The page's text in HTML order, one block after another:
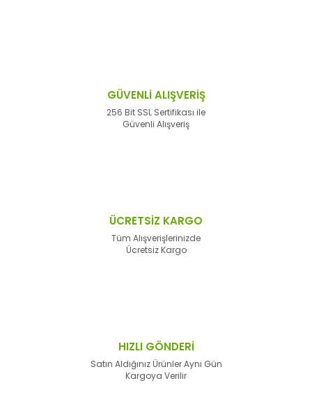
GÜVENLİ ALIŞVERİŞ
256 Bit SSL Sertifikası ile
Güvenli Alışveriş
ÜCRETSİZ KARGO
Tüm Alışverişlerinizde
Ücretsiz Kargo
HIZLI GÖNDERİ
Satın Aldığınız Ürünler Aynı Gün
Kargoya Verilir